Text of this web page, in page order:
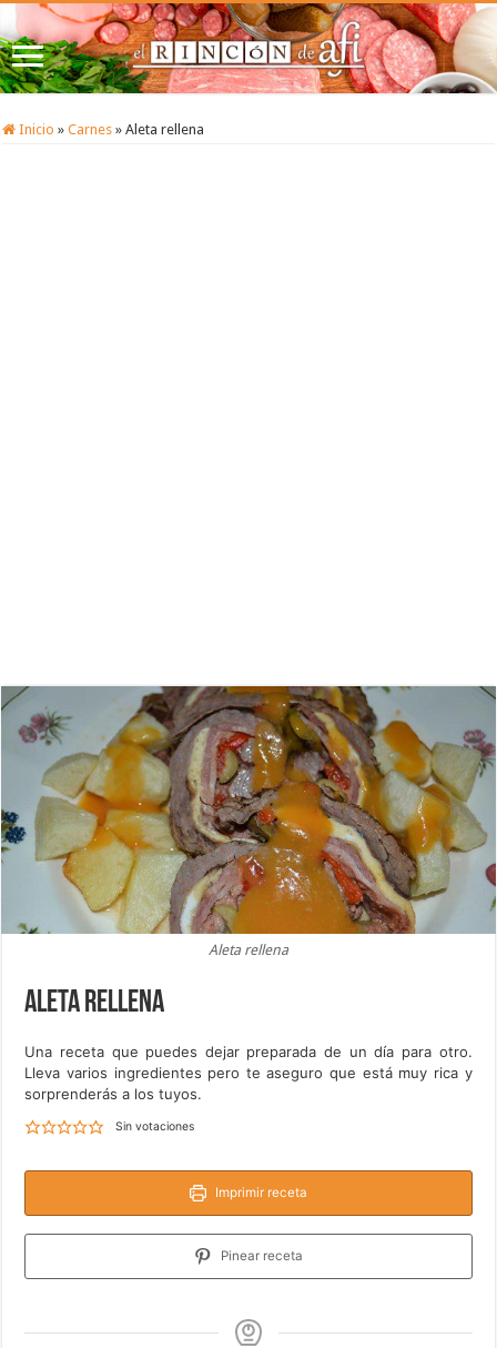
Inicio » Carnes » Aleta rellena
Aleta rellena
Aleta rellena
Una receta que puedes dejar preparada de un día para otro.
Lleva varios ingredientes pero te aseguro que está muy rica y
sorprenderás a los tuyos.
Sin votaciones
Imprimir receta
Pinear receta